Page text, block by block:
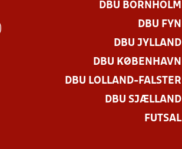
DBU BORNHOLM
DBU FYN
DBU JYLLAND
DBU KØBENHAVN
DBU LOLLAND-FALSTER
DBU SJÆLLAND
FUTSAL